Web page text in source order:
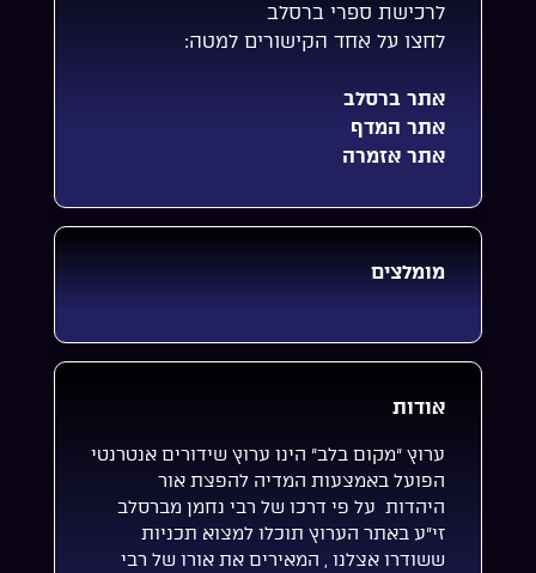
לרכישת ספרי ברסלב
לחצו על אחד הקישורים למטה:
אתר ברסלב
אתר המדף
אתר אזמרה
מומלצים
אודות
ערוץ “מקום בלב” הינו ערוץ שידורים אנטרנטי
הפועל באמצעות המדיה להפצת אור
היהדות על פי דרכו של רבי נחמן מברסלב
זי”ע באתר הערוץ תוכלו למצוא תכניות
ששודרו אצלנו , המאירים את אורו של רבי